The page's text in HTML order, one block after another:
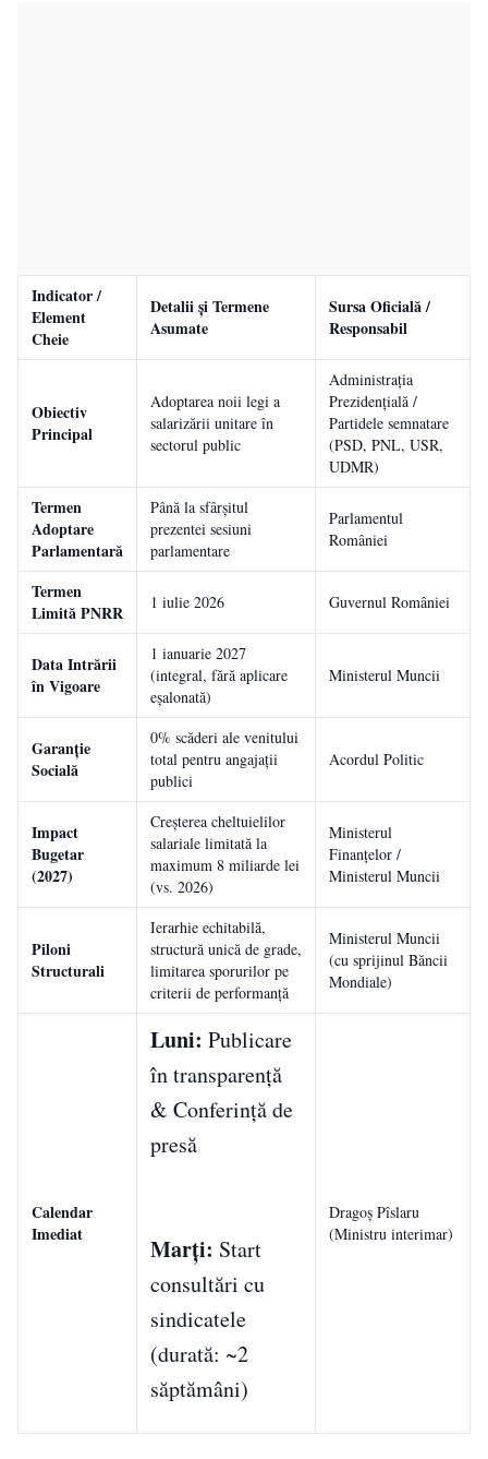
Indicator /
Element
Cheie
Detalii și Termene
Asumate
Sursa Oficială /
Responsabil
Obiectiv
Principal
Adoptarea noii legi a
salarizării unitare în
sectorul public
Administrația
Prezidențială /
Partidele semnatare
(PSD, PNL, USR,
UDMR)
Termen
Adoptare
Parlamentară
Până la sfârșitul
prezentei sesiuni
parlamentare
Parlamentul
României
Termen
Limită PNRR
1 iulie 2026 Guvernul României
Data Intrării
în Vigoare
1 ianuarie 2027
(integral, fără aplicare
eșalonată)
Ministerul Muncii
Garanție
Socială
0% scăderi ale venitului
total pentru angajații
publici
Acordul Politic
Impact
Bugetar
(2027)
Creșterea cheltuielilor
salariale limitată la
maximum 8 miliarde lei
(vs. 2026)
Ministerul
Finanțelor /
Ministerul Muncii
Piloni
Structurali
Ierarhie echitabilă,
structură unică de grade,
limitarea sporurilor pe
criterii de performanță
Ministerul Muncii
(cu sprijinul Băncii
Mondiale)
Calendar
Imediat
Luni: Publicare
în transparență
& Conferință de
presă
Marți: Start
consultări cu
sindicatele
(durată: ~2
săptămâni)
Dragoș Pîslaru
(Ministru interimar)